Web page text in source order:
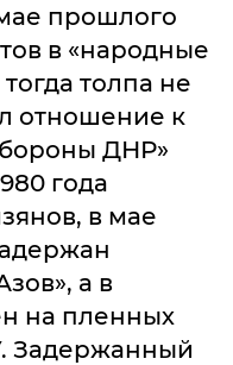
прошлого
в «народные
толпа не
отношение к
ДНР»
года
в мае
а в
на пленных
Задержанный